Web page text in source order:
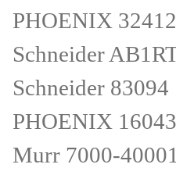
PHOENIX
Schneider
Schneider 83094
PHOENIX
Murr 7000-